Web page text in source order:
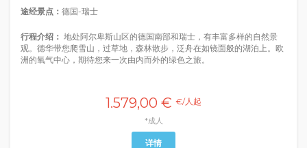
途经景点： 德国-瑞士
行程介绍： 地处阿尔卑斯山区的德国南部和瑞士，有丰富多样的自然景
观。德华带您爬雪山，过草地，森林散步，泛舟在如镜面般的湖泊上。欧
洲的氧气中心，期待您来一次由内而外的绿色之旅。
1.579,00 € €/人起
*成人
详情